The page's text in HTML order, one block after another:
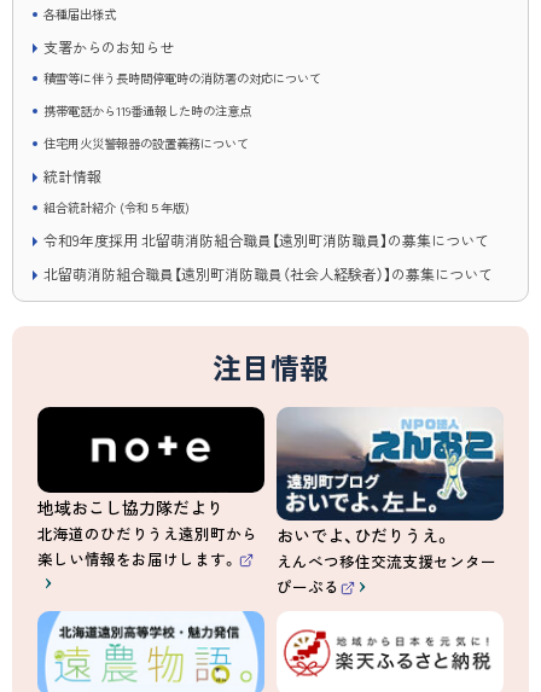
各種届出様式
支署からのお知らせ
積雪等に伴う長時間停電時の消防署の対応について
携帯電話から119番通報した時の注意点
住宅用火災警報器の設置義務について
統計情報
組合統計紹介 (令和５年版)
令和9年度採用 北留萌消防組合職員【遠別町消防職員】の募集について
北留萌消防組合職員【遠別町消防職員（社会人経験者）】の募集について
注目情報
地域おこし協力隊だより
北海道のひだりうえ遠別町から
楽しい情報をお届けします。
部
サ
イ
）
おいでよ、ひだりうえ。
えんべつ移住交流支援センター
ぴーぷる
部
サ
イ